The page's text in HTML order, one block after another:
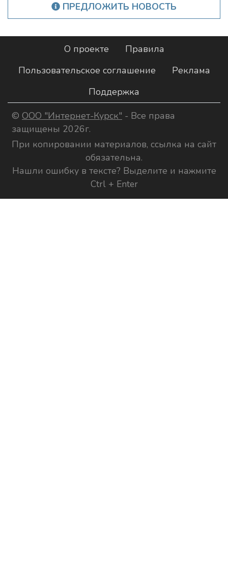
ПРЕДЛОЖИТЬ НОВОСТЬ
О проекте
Правила
Пользовательское соглашение
Реклама
Поддержка
© ООО "Интернет-Курск" - Все права
защищены 2026г.
При копировании материалов, ссылка на сайт
обязательна.
Нашли ошибку в тексте? Выделите и нажмите
Ctrl + Enter